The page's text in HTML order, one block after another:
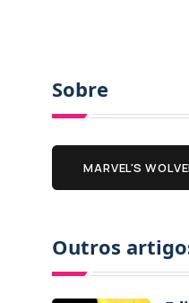
Sobre
MARVEL'S
Outros